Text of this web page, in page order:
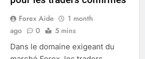
Forex Aide
1 month
ago
0 5 mins
Dans le domaine exigeant du